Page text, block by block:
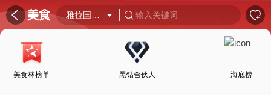
 󰦎   输入关键词 
美食林榜单 黑钻合伙人 海底捞